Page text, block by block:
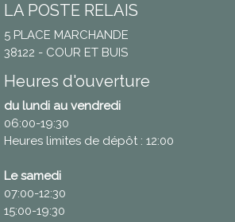
LA POSTE RELAIS
5 PLACE MARCHANDE
38122 - COUR ET BUIS
Heures d'ouverture
du lundi au vendredi
06:00-19:30
Heures limites de dépôt : 12:00
Le samedi
07:00-12:30
15:00-19:30